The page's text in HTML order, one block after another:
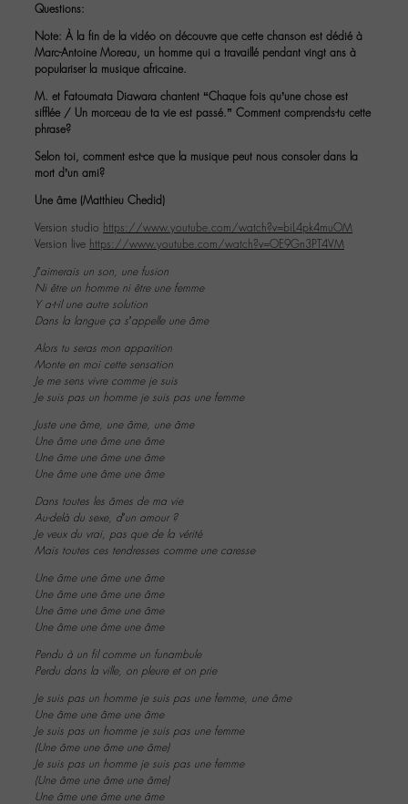
Questions:
Note: À la fin de la vidéo on découvre que cette chanson est dédié à
Marc-Antoine Moreau, un homme qui a travaillé pendant vingt ans à
populariser la musique africaine.
M. et Fatoumata Diawara chantent “Chaque fois qu’une chose est
sifflée / Un morceau de ta vie est passé.” Comment comprends-tu cette
phrase?
Selon toi, comment est-ce que la musique peut nous consoler dans la
mort d’un ami?
Une âme (Matthieu Chedid)
Version studio https://www.youtube.com/watch?v=biL4pk4muOM
Version live https://www.youtube.com/watch?v=OE9Gn3PT4VM
J’aimerais un son, une fusion
Ni être un homme ni être une femme
Y a-t-il une autre solution
Dans la langue ça s’appelle une âme
Alors tu seras mon apparition
Monte en moi cette sensation
Je me sens vivre comme je suis
Je suis pas un homme je suis pas une femme
Juste une âme, une âme, une âme
Une âme une âme une âme
Une âme une âme une âme
Une âme une âme une âme
Dans toutes les âmes de ma vie
Au-delà du sexe, d’un amour ?
Je veux du vrai, pas que de la vérité
Mais toutes ces tendresses comme une caresse
Une âme une âme une âme
Une âme une âme une âme
Une âme une âme une âme
Une âme une âme une âme
Pendu à un fil comme un funambule
Perdu dans la ville, on pleure et on prie
Je suis pas un homme je suis pas une femme, une âme
Une âme une âme une âme
Je suis pas un homme je suis pas une femme
(Une âme une âme une âme)
Je suis pas un homme je suis pas une femme
(Une âme une âme une âme)
Une âme une âme une âme